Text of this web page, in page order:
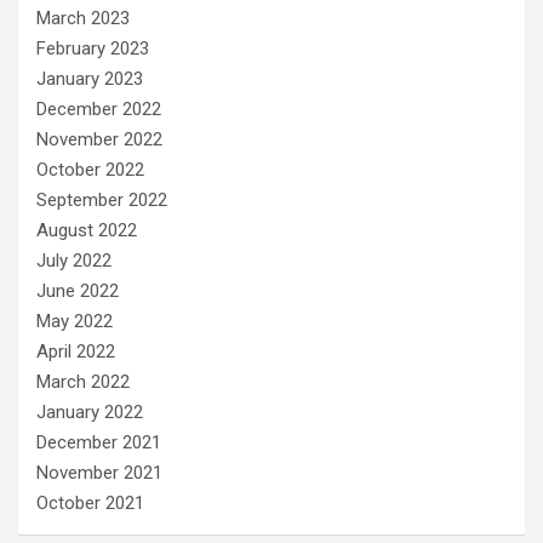
March 2023
February 2023
January 2023
December 2022
November 2022
October 2022
September 2022
August 2022
July 2022
June 2022
May 2022
April 2022
March 2022
January 2022
December 2021
November 2021
October 2021